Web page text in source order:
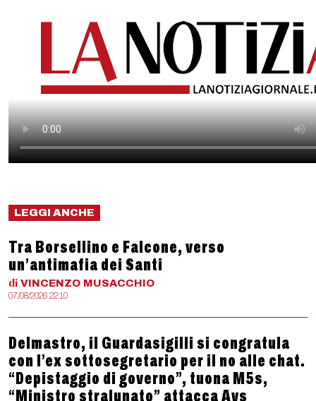
LEGGI ANCHE
Tra Borsellino e Falcone, verso
un’antimafia dei Santi
di VINCENZO MUSACCHIO
07/08/2026 22:10
Delmastro, il Guardasigilli si congratula
con l’ex sottosegretario per il no alle chat.
“Depistaggio di governo”, tuona M5s,
“Ministro stralunato” attacca Avs